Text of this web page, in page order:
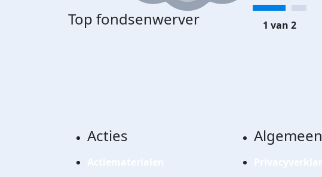
Top fondsenwerver 1 van 2
Acties Algemeen